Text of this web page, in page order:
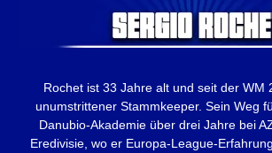
Rochet ist 33 Jahre alt und seit der WM
unumstrittener Stammkeeper. Sein Weg
Danubio-Akademie über drei Jahre bei
Eredivisie, wo er Europa-League-